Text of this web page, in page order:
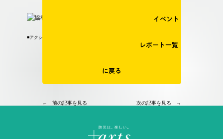
■アクションプラン発表の様子②
イベント
レポート一覧
に戻る
← 前の記事を見る 次の記事を見る →